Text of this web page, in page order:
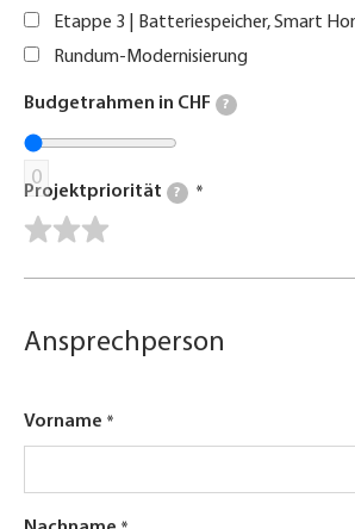
Etappe 3 | Batteriespeicher, Smart
Rundum-Modernisierung
Budgetrahmen in CHF ?
0
Projektpriorität ?
Ansprechperson
Vorname